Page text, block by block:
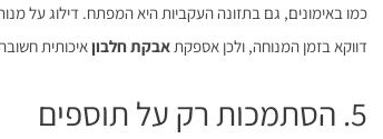
כמו באימונים, גם בתזונה העקביות היא המפתח. דילוג על
דווקא בזמן המנוחה, ולכן אספקת אבקת חלבוןאיכותית
5. הסתמכות רק על תוספים